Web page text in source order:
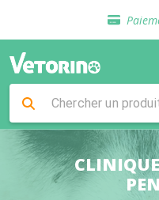
Livraison
Sélection
Livraison
Sélection